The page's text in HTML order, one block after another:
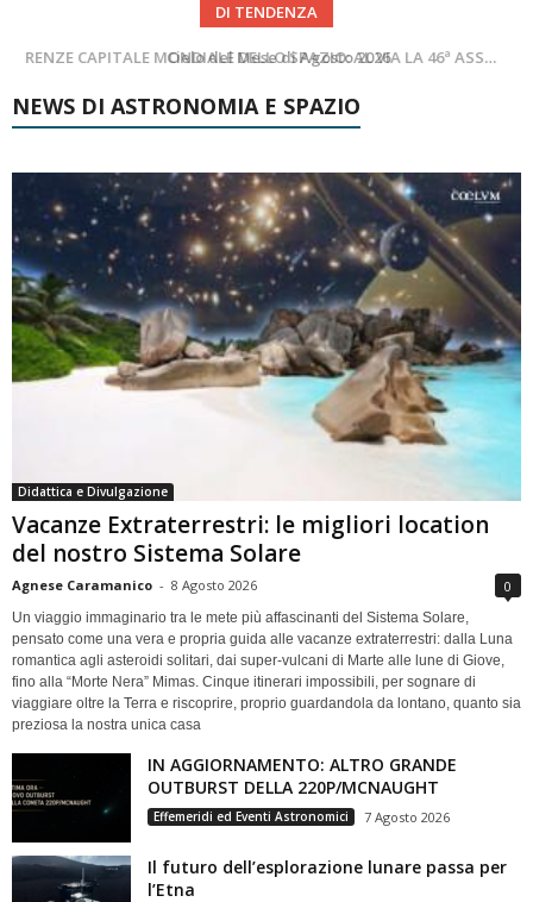
DI TENDENZA
Cielo del Mese di Agosto 2026
SUPERNOVAE aggiornamenti del mese – Agosto 2026
NEWS DI ASTRONOMIA E SPAZIO
Didattica e Divulgazione
Vacanze Extraterrestri: le migliori location
del nostro Sistema Solare
Agnese Caramanico - 8 Agosto 2026 0
Un viaggio immaginario tra le mete più affascinanti del Sistema Solare,
pensato come una vera e propria guida alle vacanze extraterrestri: dalla Luna
romantica agli asteroidi solitari, dai super-vulcani di Marte alle lune di Giove,
fino alla “Morte Nera” Mimas. Cinque itinerari impossibili, per sognare di
viaggiare oltre la Terra e riscoprire, proprio guardandola da lontano, quanto sia
preziosa la nostra unica casa
IN AGGIORNAMENTO: ALTRO GRANDE
OUTBURST DELLA 220P/MCNAUGHT
Effemeridi ed Eventi Astronomici 7 Agosto 2026
Il futuro dell’esplorazione lunare passa per
l’Etna